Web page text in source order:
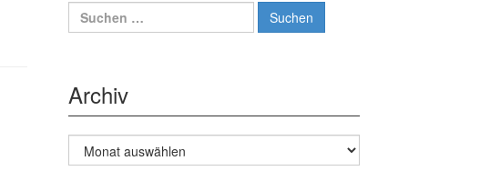
Suche
nach:
Archiv
Archiv